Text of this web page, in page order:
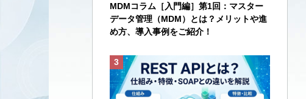
MDMコラム［入門編］第1回：マスター
データ管理（MDM）とは？メリットや進
め方、導入事例をご紹介！